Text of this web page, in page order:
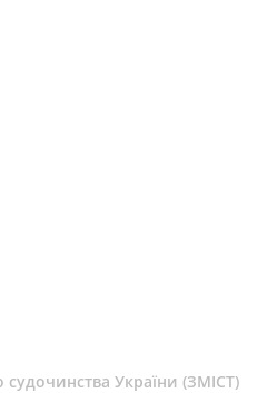
судочинства України (ЗМІСТ)